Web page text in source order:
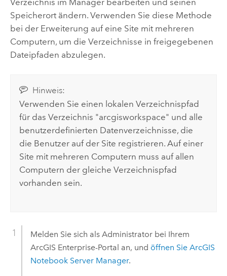
Speicherort ändern. Verwenden Sie diese Methode
bei der Erweiterung auf eine Site mit mehreren
Computern, um die Verzeichnisse in freigegebenen
Dateipfaden abzulegen.
Hinweis:
Verwenden Sie einen lokalen Verzeichnispfad
für das Verzeichnis "arcgisworkspace" und alle
benutzerdefinierten Datenverzeichnisse, die
die Benutzer auf der Site registrieren. Auf einer
Site mit mehreren Computern muss auf allen
Computern der gleiche Verzeichnispfad
vorhanden sein.
Melden Sie sich als Administrator bei Ihrem
ArcGIS Enterprise-Portal an, und öffnen Sie ArcGIS
Notebook ServerManager.